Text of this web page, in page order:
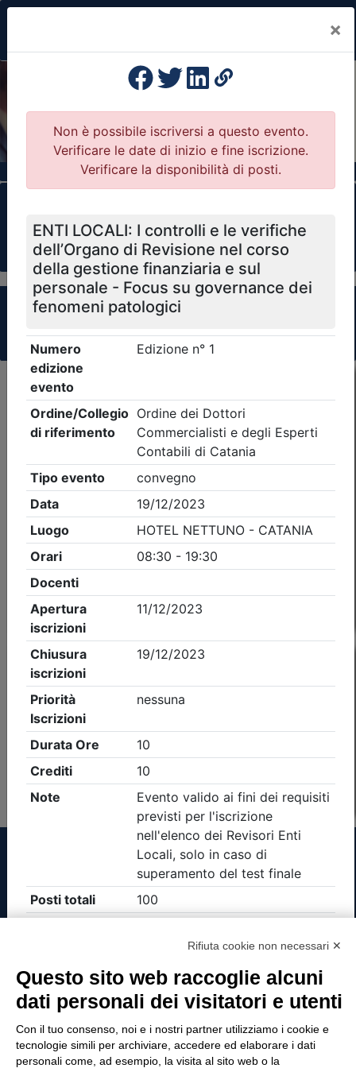
×
Previous
Il portale della formazione per Ordini e
Collegi Professionali
Clicca qui - espandi la sezione dei filtri ricerca
eventi
Criteri di ricerca applicati:
- Tipo Ordine/collegio: Dott. Comm. E.C.
- Ordine:
Catania- Eventi in programma dal8/8/2026
Precedente 1 Successiva
Nessun risultato per i parametri inseriti
Esito della ricerca eventi formativi
Non è stato trovato nessun evento formativo con i
parametri di ricerca utilizzati
Tinexta Visura SpA
Società con Socio Unico
Società soggetta alla direzione e coordinamento
P.IVA 05338771008 REA n. 877679
Rifiuta cookie non necessari ✕
Questo sito web raccoglie alcuni
dati personali dei visitatori e utenti
Con il tuo consenso, noi e i nostri partner utilizziamo i cookie e
tecnologie simili per archiviare, accedere ed elaborare i dati
personali come, ad esempio, la visita al sito web o la